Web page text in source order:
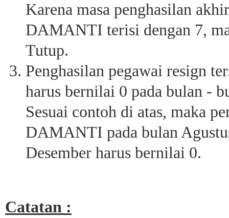
Karena masa penghasilan
DAMANTI terisi dengan 7,
Tutup.
Penghasilan pegawai resign
harus bernilai 0 pada bulan -
Sesuai contoh di atas, maka
DAMANTI pada bulan
Desember harus bernilai 0.
Catatan :